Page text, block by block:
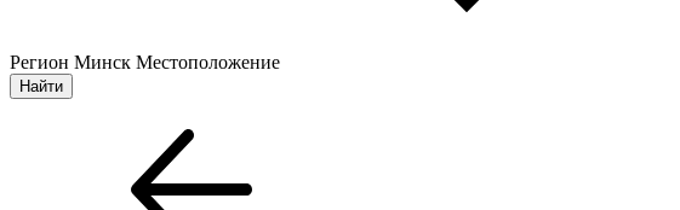
Регион Минск Местоположение